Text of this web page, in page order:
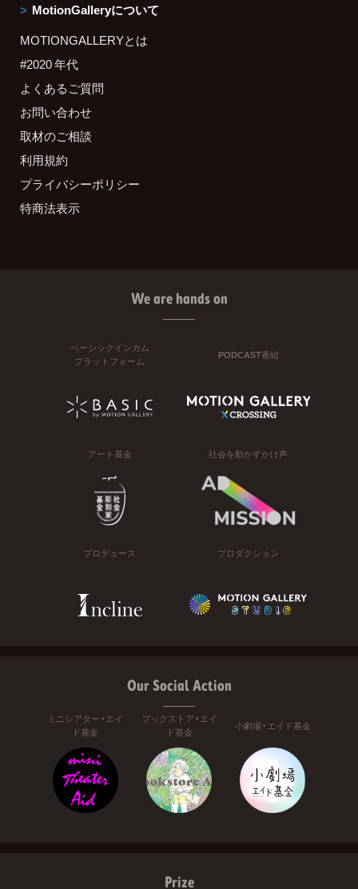
MotionGalleryについて
MOTIONGALLERYとは
#2020 年代
よくあるご質問
お問い合わせ
取材のご相談
利用規約
プライバシーポリシー
特商法表示
We are hands on
ベーシックインカム
プラットフォーム
PODCAST番組
アート基金 社会を動かすかけ声
プロデュース プロダクション
Our Social Action
ミニシアター・エイ
ド基金
ブックストア・エイ
ド基金
小劇場・エイド基金
Prize